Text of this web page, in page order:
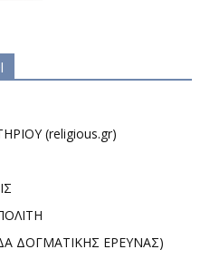
(religious.gr)
ΔΟΓΜΑΤΙΚΗΣ ΕΡΕΥΝΑΣ)